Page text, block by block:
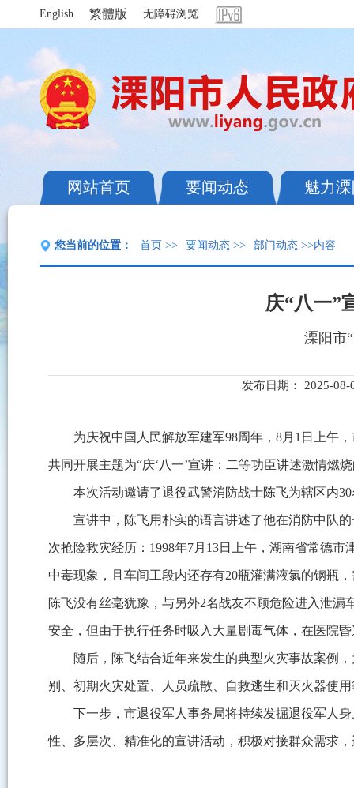
English 繁體版 无障碍浏览
网站首页 要闻动态 魅力
您当前的位置： 首页 >> 要闻动态 >> 部门动态 >>内容
庆“八一”
溧阳市
发布日期： 2025-
为庆祝中国人民解放军建军98周年，8月1日上午
共同开展主题为“庆‘八一’宣讲：二等功臣讲述激情燃
本次活动邀请了退役武警消防战士陈飞为辖区内
宣讲中，陈飞用朴实的语言讲述了他在消防中队
次抢险救灾经历：1998年7月13日上午，湖南省常德
中毒现象，且车间工段内还存有20瓶灌满液氯的钢瓶
陈飞没有丝毫犹豫，与另外2名战友不顾危险进入泄
安全，但由于执行任务时吸入大量剧毒气体，在医院
随后，陈飞结合近年来发生的典型火灾事故案例
别、初期火灾处置、人员疏散、自救逃生和灭火器使
下一步，市退役军人事务局将持续发掘退役军人
性、多层次、精准化的宣讲活动，积极对接群众需求